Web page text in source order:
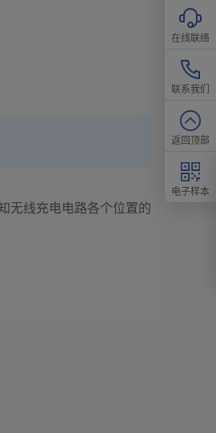
无线充电电路各个位置的
在线联络
联系我们
返回顶部
电子样本